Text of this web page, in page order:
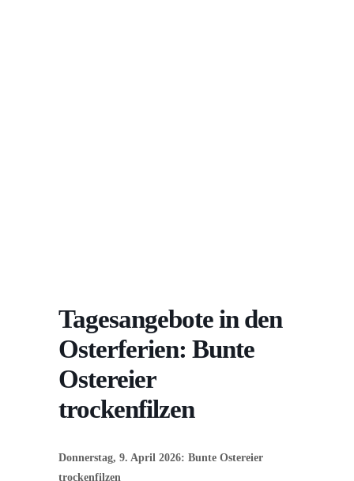
Tagesangebote in den
Osterferien: Bunte
Ostereier
trockenfilzen
Donnerstag, 9. April 2026: Bunte Ostereier
trockenfilzen